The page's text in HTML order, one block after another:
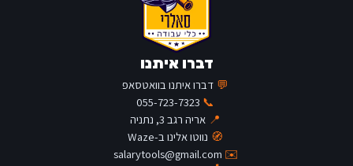
דברו איתנו
💬 דברו איתנו בוואטסאפ
📞
055-723-7323
📍 אריה רגב 3, נתניה
🧭 נווטו אלינו ב-Waze
✉️
salarytools@gmail.com